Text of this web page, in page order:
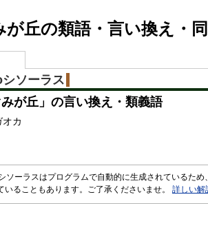
5
%
が丘の類語・言い換え・
ソーラス
が丘 」の言い換え・類義語
オカ
ソーラスはプログラムで自動的に生成されているため
いることもあります。ご了承くださいませ。 詳しい解